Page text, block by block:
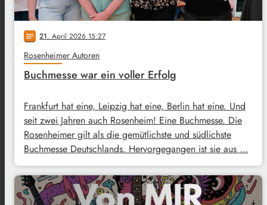
notes 21. April 2026 15:27
Rosenheimer Autoren
Buchmesse war ein voller Erfolg
Frankfurt hat eine, Leipzig hat eine, Berlin hat eine. Und
seit zwei Jahren auch Rosenheim! Eine Buchmesse. Die
Rosenheimer gilt als die gemütlichste und südlichste
Buchmesse Deutschlands. Hervorgegangen ist sie aus …